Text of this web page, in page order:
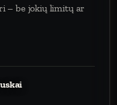
– be jokių limitų ar